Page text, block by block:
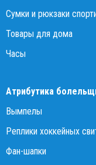
Сумки и рюкзаки
Товары для дома
Часы
Атрибутика
Вымпелы
Реплики хоккейных
Фан-шапки